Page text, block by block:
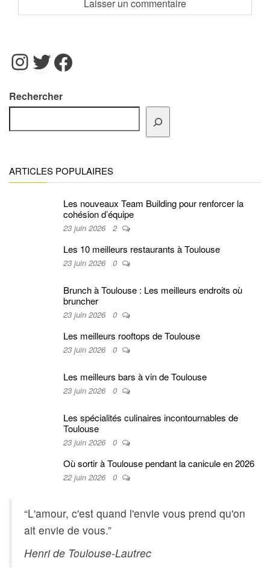
Instagram
TwitterFacebook
Rechercher
ARTICLES POPULAIRES
Les nouveaux Team Building pour renforcer la
cohésion d’équipe
23 juin 2026 2
Les 10 meilleurs restaurants à Toulouse
23 juin 2026 0
Brunch à Toulouse : Les meilleurs endroits où
bruncher
23 juin 2026 0
Les meilleurs rooftops de Toulouse
23 juin 2026 0
Les meilleurs bars à vin de Toulouse
23 juin 2026 0
Les spécialités culinaires incontournables de
Toulouse
23 juin 2026 0
Où sortir à Toulouse pendant la canicule en 2026
22 juin 2026 0
“L'amour, c'est quand l'envie vous prend qu'on
ait envie de vous.”
Henri de Toulouse-Lautrec